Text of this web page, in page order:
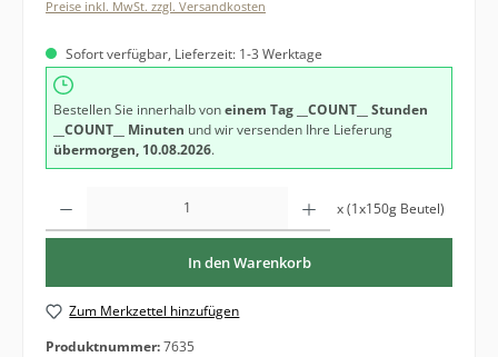
Preise inkl. MwSt. zzgl. Versandkosten
Sofort verfügbar, Lieferzeit: 1-3 Werktage
Bestellen Sie innerhalb voneinem Tag
__COUNT__ Stunden
__COUNT__ Minuten und wir versenden Ihre Lieferung
übermorgen, 10.08.2026.
x (1x150g Beutel)
In den Warenkorb
Zum Merkzettel hinzufügen
Produktnummer:7635